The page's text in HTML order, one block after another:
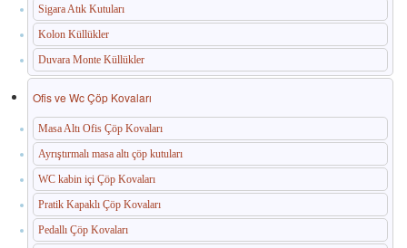
Sigara Atık Kutuları
Kolon Küllükler
Duvara Monte Küllükler
Ofis ve Wc Çöp Kovaları
Masa Altı Ofis Çöp Kovaları
Ayrıştırmalı masa altı çöp kutuları
WC kabin içi Çöp Kovaları
Pratik Kapaklı Çöp Kovaları
Pedallı Çöp Kovaları